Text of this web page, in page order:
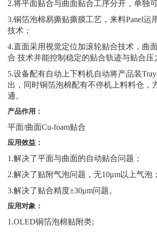
2.将平面贴合与曲面贴合工序分开，单独可
3.铜箔泡棉易撕贴撕膜工艺，来料Panel运
技术；
4.直面采用视觉定位加滚轮贴合技术，曲
合 技术并能控制稳定的贴合轨迹与贴合压
5.设备配有自动上下料机自动将产品装
出，同时铜箔泡棉配有不停机上料料仓，
通。
产品作用：
平面/曲面Cu-foam贴合
应用效益：
1.解决了平面与曲面的自动贴
2.解决了贴附气泡问题，无10μm以上气泡；
3.解决了贴合精度±30μm问题。
应用对象：
1.OLED铜箔泡棉贴附类;